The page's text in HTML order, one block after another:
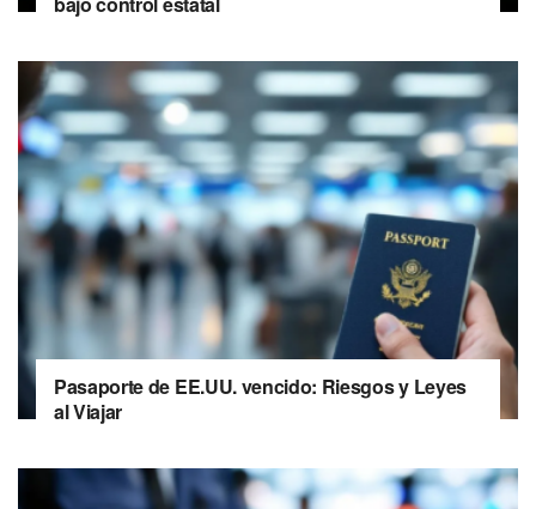
Pasaporte de EE.UU. vencido: Riesgos y Leyes
al Viajar